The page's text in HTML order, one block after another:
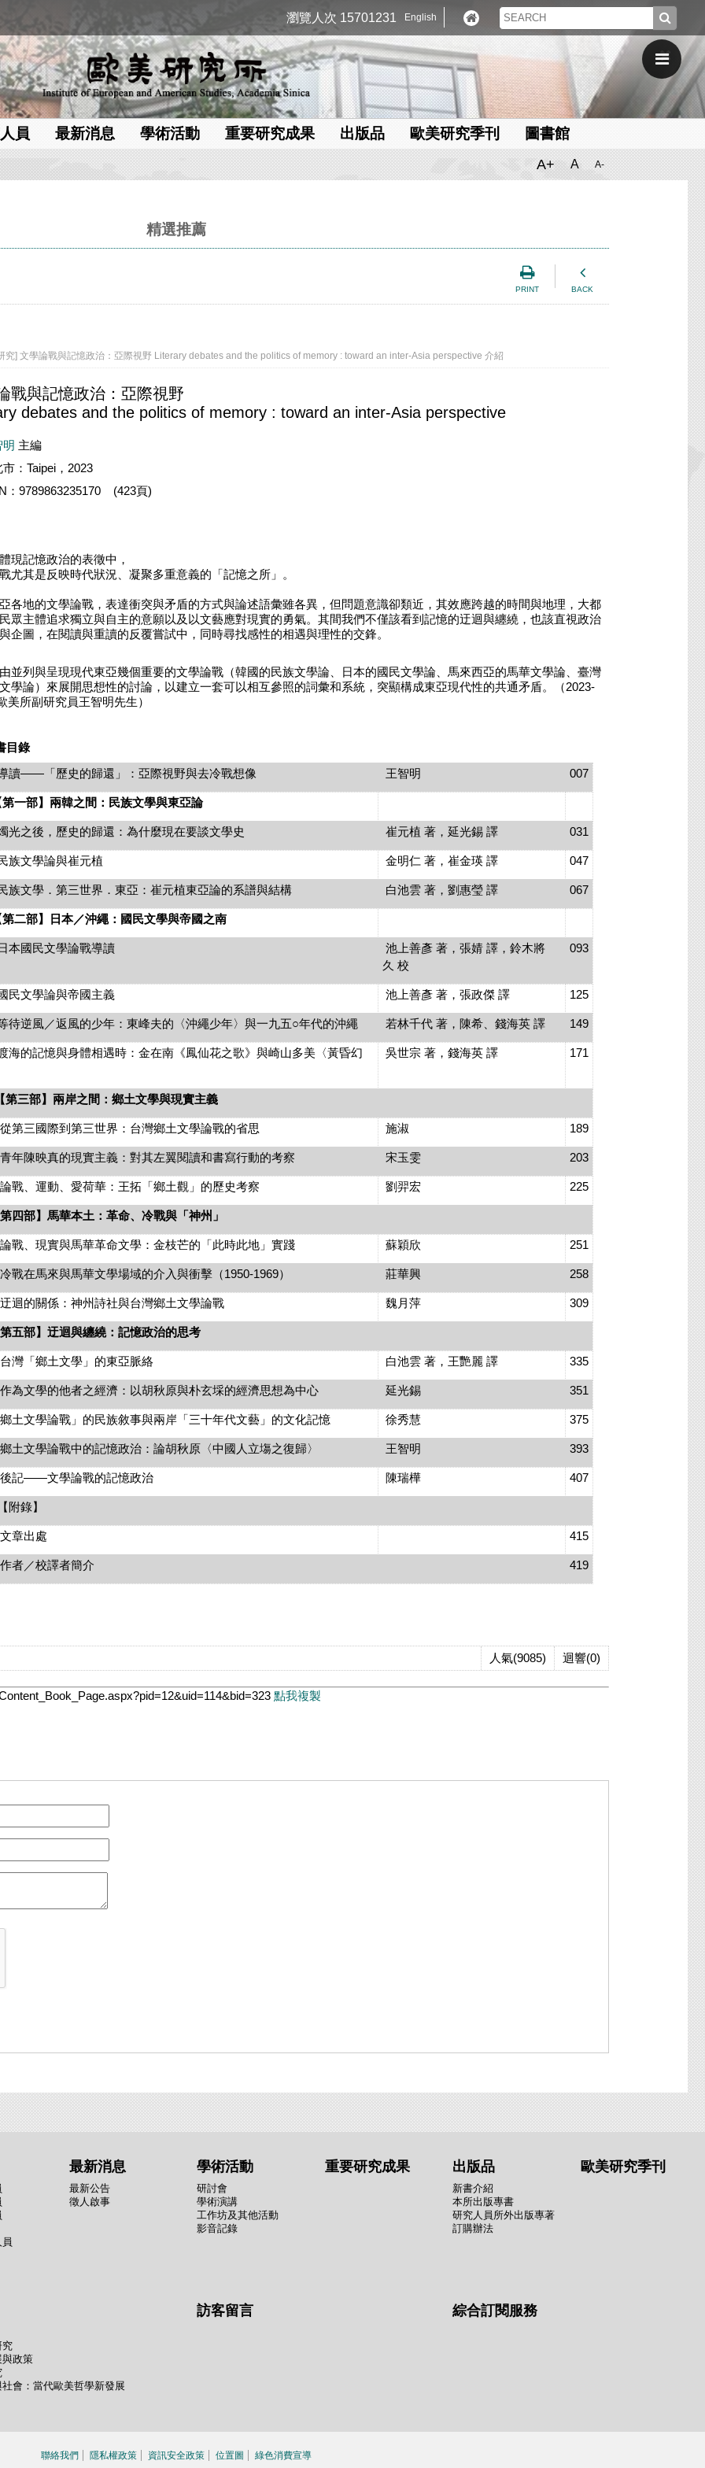
瀏覽人次 15701231 English
員 最新消息 學術活動 重要研究成果 出版品 歐美研究季刊 圖書館
A+ A A-
精選推薦
PRINT BACK
究] 文學論戰與記憶政治：亞際視野 Literary debates and the politics of memory : toward an inter-Asia perspective 介紹
戰與記憶政治：亞際視野
debates and the politics of memory : toward an inter-Asia perspective
明 主編
：Taipei，2023
：9789863235170 (423頁)
現記憶政治的表徵中，
尤其是反映時代狀況、凝聚多重意義的「記憶之所」。
各地的文學論戰，表達衝突與矛盾的方式與論述語彙雖各異，但問題意識卻類近，其效應跨越的時間與地理，大都
眾主體追求獨立與自主的意願以及以文藝應對現實的勇氣。其間我們不僅該看到記憶的迂迴與纏繞，也該直視政治
企圖，在閱讀與重讀的反覆嘗試中，同時尋找感性的相遇與理性的交鋒。
並列與呈現現代東亞幾個重要的文學論戰（韓國的民族文學論、日本的國民文學論、馬來西亞的馬華文學論、臺灣
學論）來展開思想性的討論，以建立一套可以相互參照的詞彙和系統，突顯構成東亞現代性的共通矛盾。（2023-
美所副研究員王智明先生）
目錄
「歷史的歸還」：亞際視野與去冷戰想像
王智明 007
第一部】兩韓之間：民族文學與東亞論
後，歷史的歸還：為什麼現在要談文學史 崔元植 著，延光錫 譯 031
文學論與崔元植 金明仁 著，崔金瑛 譯 047
學．第三世界．東亞：崔元植東亞論的系譜與結構 白池雲 著，劉惠瑩 譯 067
第二部】日本／沖繩：國民文學與帝國之南
國民文學論戰導讀
池上善彥 著，張婧 譯，鈴木將
久 校
093
文學論與帝國主義 池上善彥 著，張政傑 譯 125
風／返風的少年：東峰夫的〈沖繩少年〉與一九五○年代的沖繩 若林千代 著，陳希、錢海英 譯 149
記憶與身體相遇時：金在南《鳳仙花之歌》與崎山多美〈黃昏幻
吳世宗 著，錢海英 譯 171
【第三部】兩岸之間：鄉土文學與現實主義
國際到第三世界：台灣鄉土文學論戰的省思 施淑 189
映真的現實主義：對其左翼閱讀和書寫行動的考察 宋玉雯 203
運動、愛荷華：王拓「鄉土觀」的歷史考察 劉羿宏 225
第四部】馬華本土：革命、冷戰與「神州」
現實與馬華革命文學：金枝芒的「此時此地」實踐 蘇穎欣 251
馬來與馬華文學場域的介入與衝擊（1950-1969） 莊華興 258
關係：神州詩社與台灣鄉土文學論戰 魏月萍 309
第五部】迂迴與纏繞：記憶政治的思考
「鄉土文學」的東亞脈絡 白池雲 著，王艷麗 譯 335
學的他者之經濟：以胡秋原與朴玄埰的經濟思想為中心 延光錫 351
學論戰」的民族敘事與兩岸「三十年代文藝」的文化記憶 徐秀慧 375
學論戰中的記憶政治：論胡秋原〈中國人立塲之復歸〉 王智明 393
——文學論戰的記憶政治 陳瑞樺 407
錄】
出處 415
／校譯者簡介 419
迴響(0)
人氣(9085)
點我複製
最新消息
最新公告
徵人啟事
學術活動
研討會
學術演講
工作坊及其他活動
影音記錄
重要研究成果 出版品
新書介紹
本所出版專書
研究人員所外出版專著
訂購辦法
歐美研究季刊
究
與政策
會：當代歐美哲學新發展
訪客留言 綜合訂閱服務
聯絡我們 隱私權政策 資訊安全政策 位置圖 綠色消費宣導